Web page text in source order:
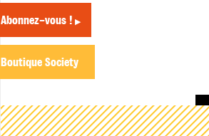
Abonnez-vous ! ▶
Boutique Society